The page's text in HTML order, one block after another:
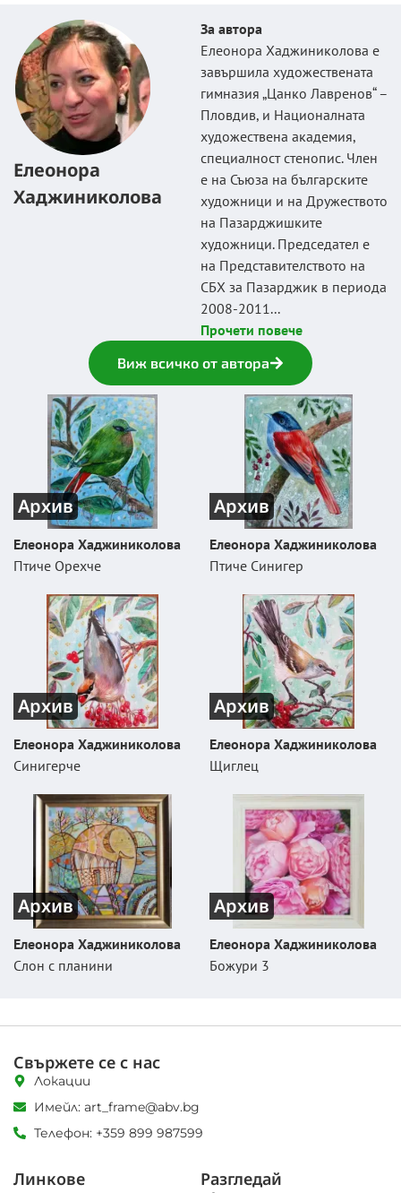
Елеонора
Хаджиниколова
За автора
Елеонора Хаджиниколова е
завършила художествената
гимназия „Цанко Лавренов“ –
Пловдив, и Националната
художествена академия,
специалност стенопис. Член
е на Съюза на българските
художници и на Дружеството
на Пазарджишките
художници. Председател е
на Представителството на
СБХ за Пазарджик в периода
2008-2011...
Прочети повече
Виж всичко от автора
Архив
Елеонора Хаджиниколова
Птиче Орехче
Архив
Елеонора Хаджиниколова
Птиче Синигер
Архив
Елеонора Хаджиниколова
Синигерче
Архив
Елеонора Хаджиниколова
Щиглец
Архив
Елеонора Хаджиниколова
Слон с планини
Архив
Елеонора Хаджиниколова
Божури 3
Разгледай
Линкове
Свържете се с нас
Локации
Имейл: art_frame@abv.bg
Телефон: +359 899 987599